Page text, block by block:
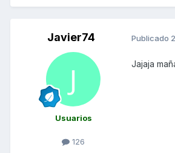
Javier74
Usuarios
126
Publicado
Jajaja